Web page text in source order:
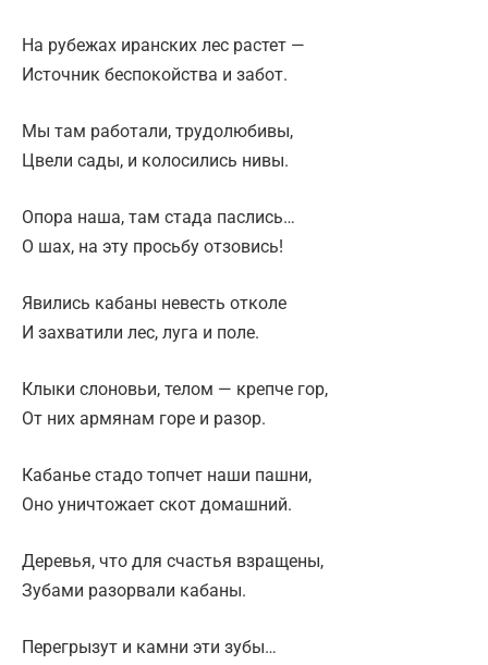
На рубежах иранских лес растет —
Источник беспокойства и забот.
Мы там работали, трудолюбивы,
Цвели сады, и колосились нивы.
Опора наша, там стада паслись…
О шах, на эту просьбу отзовись!
Явились кабаны невесть отколе
И захватили лес, луга и поле.
Клыки слоновьи, телом — крепче гор,
От них армянам горе и разор.
Кабанье стадо топчет наши пашни,
Оно уничтожает скот домашний.
Деревья, что для счастья взращены,
Зубами разорвали кабаны.
Перегрызут и камни эти зубы…